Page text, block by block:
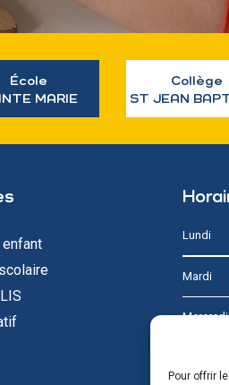
Pour offrir
École
MARIE
Collège
ST JEAN
enfant
Lundi
Mardi
Mercredi